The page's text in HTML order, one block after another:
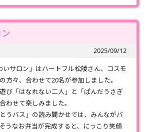
2025/09/12
いサロン」はハートフル松陵さん、コスモ
方々、合わせて20名が参加しました。
び「はなれない二人」と「ぱんだうさぎ
わせて楽しみました。
うバス」の読み聞かせでは、みんながバ
うなお弁当が完成すると、にっこり笑顔